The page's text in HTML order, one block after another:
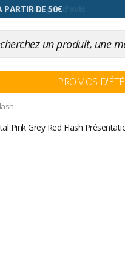
pour changer d'avis
PROMOS D'ÉTÉ